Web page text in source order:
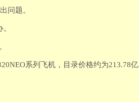
问题。
系列飞机，目录价格约为213.78亿